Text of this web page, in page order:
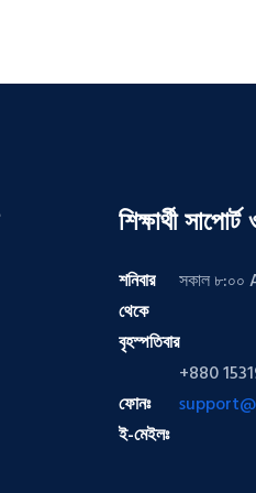
শিক্ষার্থী
শনিবার
থেকে
বৃহস্পতিবার
ফোনঃ
ই-মেইলঃ
সকাল ৮:০০
+880